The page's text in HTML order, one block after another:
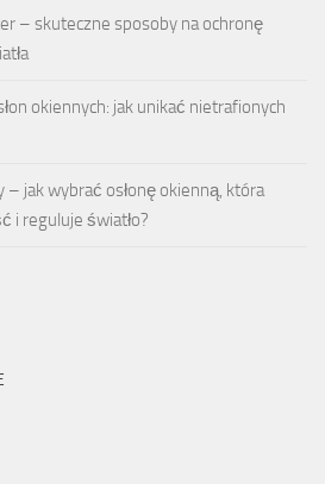
– skuteczne sposoby na ochronę
okiennych: jak unikać nietrafionych
– jak wybrać osłonę okienną, która
i reguluje światło?